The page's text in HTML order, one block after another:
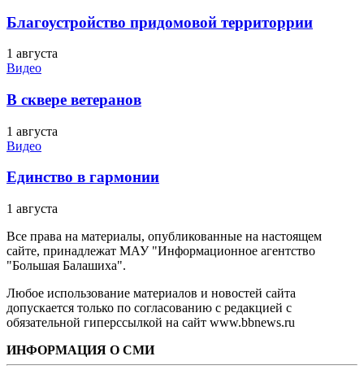
Благоустройство придомовой территоррии
1 августа
Видео
В сквере ветеранов
1 августа
Видео
Единство в гармонии
1 августа
Все права на материалы, опубликованные на настоящем
сайте, принадлежат МАУ "Информационное агентство
"Большая Балашиха".
Любое использование материалов и новостей сайта
допускается только по согласованию с редакцией с
обязательной гиперссылкой на сайт www.bbnews.ru
ИНФОРМАЦИЯ О СМИ